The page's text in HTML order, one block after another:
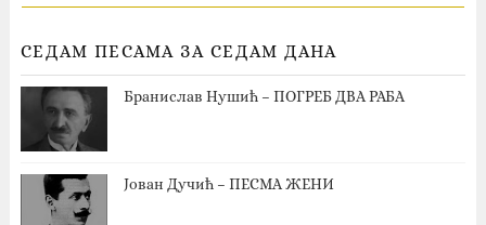
СЕДАМ ПЕСАМА ЗА СЕДАМ ДАНА
Бранислав Нушић – ПОГРЕБ ДВА РАБА
Јован Дучић – ПЕСМА ЖЕНИ